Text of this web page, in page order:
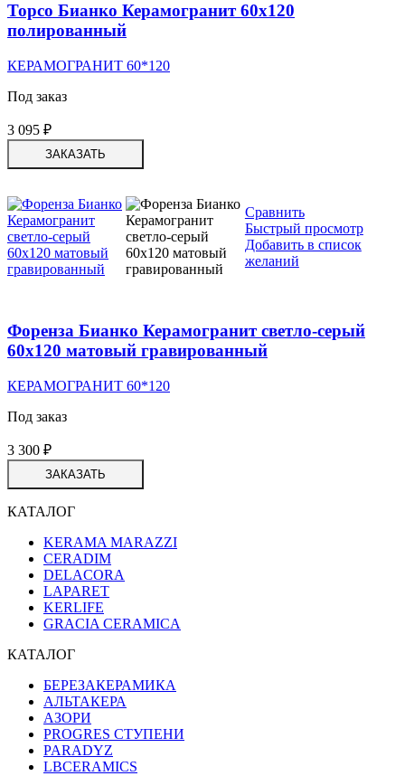
Торсо Бианко Керамогранит 60х120
полированный
КЕРАМОГРАНИТ 60*120
Под заказ
3 095 ₽
ЗАКАЗАТЬ
Сравнить
Быстрый просмотр
Добавить в список
желаний
Форенза Бианко Керамогранит светло-серый
60х120 матовый гравированный
КЕРАМОГРАНИТ 60*120
Под заказ
3 300 ₽
ЗАКАЗАТЬ
КАТАЛОГ
KERAMA MARAZZI
CERADIM
DELACORA
LAPARET
KERLIFE
GRACIA CERAMICA
КАТАЛОГ
БЕРЕЗАКЕРАМИКА
АЛЬТАКЕРА
АЗОРИ
PROGRES СТУПЕНИ
PARADYZ
LBCERAMICS